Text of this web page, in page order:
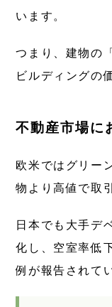
います。
つまり、建物の
ビルディングの
不動産市場に
欧米ではグリー
物より高値で取
日本でも大手デ
化し、空室率低
例が報告されて